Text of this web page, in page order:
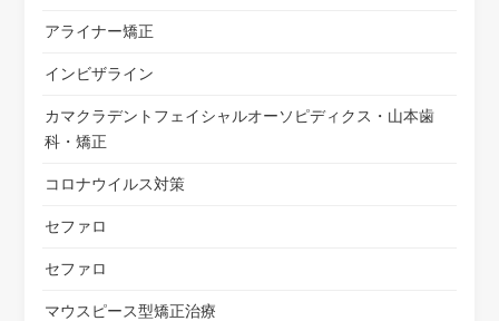
アライナー矯正
インビザライン
カマクラデントフェイシャルオーソピディクス・山本歯
科・矯正
コロナウイルス対策
セファロ
セファロ
マウスピース型矯正治療